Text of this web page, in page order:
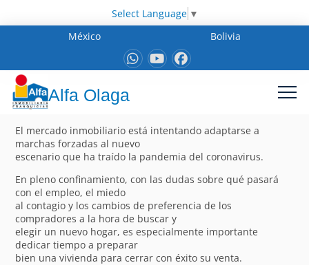
Select Language ▼
México
Bolivia
Alfa Olaga
El mercado inmobiliario está intentando adaptarse a
marchas forzadas al nuevo
escenario que ha traído la pandemia del coronavirus.
En pleno confinamiento, con las dudas sobre qué pasará
con el empleo, el miedo
al contagio y los cambios de preferencia de los
compradores a la hora de buscar y
elegir un nuevo hogar, es especialmente importante
dedicar tiempo a preparar
bien una vivienda para cerrar con éxito su venta.